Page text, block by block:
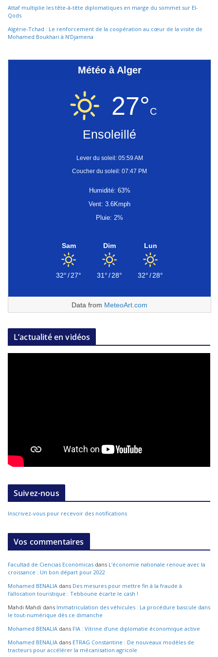
Attaf multiplie les tête-à-tête diplomatiques en marge du sommet sur El-
Qods
Algérie-Tchad : Le renforcement de la coopération au cœur de la visite de
Mohamed Boukhari à N’Djamena
Météo à Alger
27°C
Ensoleillé
Lever du soleil: 05:59 AM
Coucher du soleil: 07:47 PM
Humidité: 63%
Vent: 3.6Kmph
Pluie: 2%
Sam
32°/27°
Dim
31°/28°
Lun
32°/28°
Data from MeteoArt.com
L’actualité en vidéos
Suivez-nous
Inscrivez-vous pour recevoir des notifications
Vos commentaires
Facultad de Ciencias Económicas dans L’économie nationale renoue avec la
croissance : Un bon départ pour 2022
Mohamed BENALIA dans Des mesures pour mettre fin à la fraude à
l’allocation touristique : Tebboune écarte le cash !
Mahdi Mahdi dans Immatriculation des véhicules : La procédure bascule dans
le tout-numérique dès ce dimanche
Mohamed BENALIA dans FIA : Vitrine d’une diplomatie économique active
Mohamed BENALIA dans ETRAG Constantine : De nouveaux modèles de
tracteurs pour accélérer la mécanisation agricole